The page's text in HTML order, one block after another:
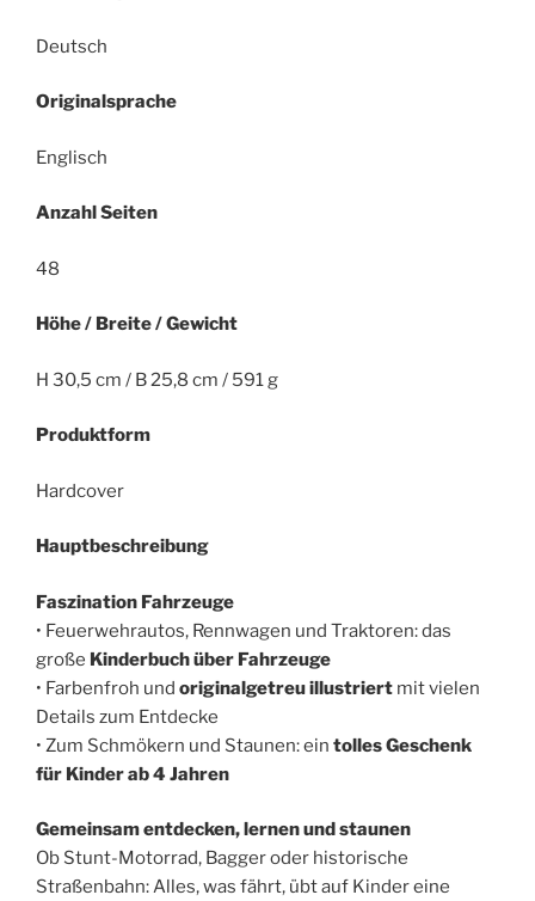
Deutsch
Originalsprache
Englisch
Anzahl Seiten
48
Höhe / Breite / Gewicht
H 30,5 cm / B 25,8 cm / 591 g
Produktform
Hardcover
Hauptbeschreibung
Faszination Fahrzeuge
• Feuerwehrautos, Rennwagen und Traktoren: das
große Kinderbuch über Fahrzeuge
• Farbenfroh und originalgetreu illustriert mit vielen
Details zum Entdecke
• Zum Schmökern und Staunen: ein tolles Geschenk
für Kinder ab 4 Jahren
Gemeinsam entdecken, lernen und staunen
Ob Stunt-Motorrad, Bagger oder historische
Straßenbahn: Alles, was fährt, übt auf Kinder eine